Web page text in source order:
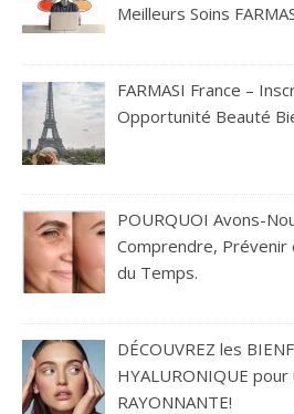
Meilleurs Soins
FARMASI France –
Opportunité Beauté
POURQUOI Avons-
Comprendre,
du Temps.
DÉCOUVREZ les
HYALURONIQUE pour
RAYONNANTE!